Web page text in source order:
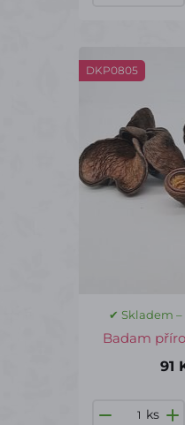
DKP0805
✔ Skladem
Badam
91
ks